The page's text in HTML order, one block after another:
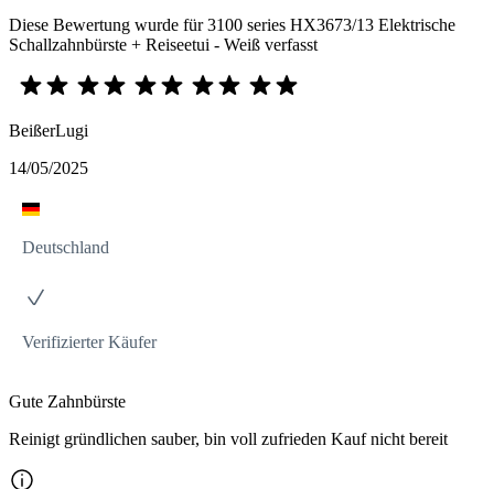
Diese Bewertung wurde für 3100 series HX3673/13 Elektrische
Schallzahnbürste + Reiseetui - Weiß verfasst
BeißerLugi
14/05/2025
Deutschland
Verifizierter Käufer
Gute Zahnbürste
Reinigt gründlichen sauber, bin voll zufrieden Kauf nicht bereit